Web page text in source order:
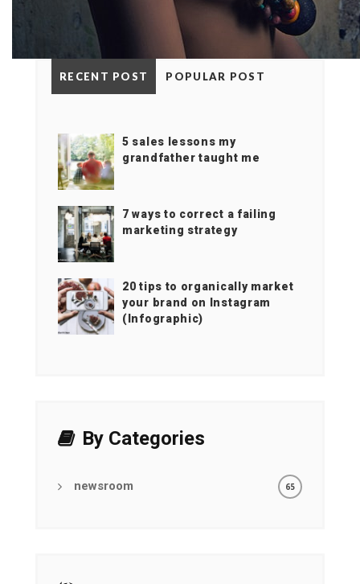
RECENT POST POPULAR POST
5 sales lessons my
grandfather taught me
7 ways to correct a failing
marketing strategy
20 tips to organically market
your brand on Instagram
(Infographic)
By Categories
newsroom 65